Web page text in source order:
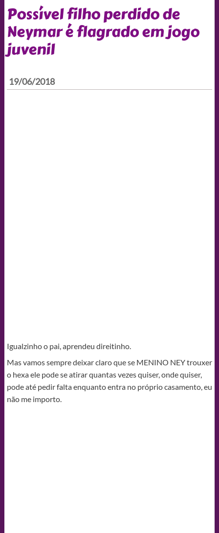
Possível filho perdido de
Neymar é flagrado em jogo
juvenil
19/06/2018
Igualzinho o pai, aprendeu direitinho.
Mas vamos sempre deixar claro que se MENINO NEY trouxer
o hexa ele pode se atirar quantas vezes quiser, onde quiser,
pode até pedir falta enquanto entra no próprio casamento, eu
não me importo.